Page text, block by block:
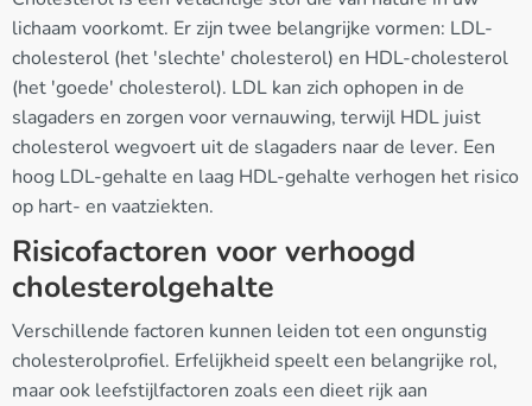
lichaam voorkomt. Er zijn twee belangrijke vormen: LDL-
cholesterol (het 'slechte' cholesterol) en HDL-cholesterol
(het 'goede' cholesterol). LDL kan zich ophopen in de
slagaders en zorgen voor vernauwing, terwijl HDL juist
cholesterol wegvoert uit de slagaders naar de lever. Een
hoog LDL-gehalte en laag HDL-gehalte verhogen het risico
op hart- en vaatziekten.
Risicofactoren voor verhoogd
cholesterolgehalte
Verschillende factoren kunnen leiden tot een ongunstig
cholesterolprofiel. Erfelijkheid speelt een belangrijke rol,
maar ook leefstijlfactoren zoals een dieet rijk aan